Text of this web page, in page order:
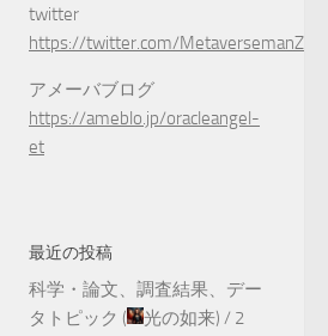
twitter
https://twitter.com/MetaversemanZ
アメーバブログ
https://ameblo.jp/oracleangel-
et
最近の投稿
科学・論文、調査結果、デー
タトピック ( 光の如来) / 2